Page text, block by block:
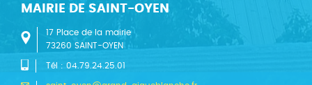
MAIRIE DE SAINT-OYEN
17 Place de la mairie
73260 SAINT-OYEN
Tél : 04.79.24.25.01